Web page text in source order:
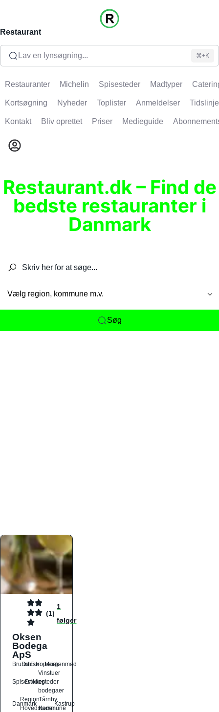
Restaurant
Lav en lynsøgning... ⌘+K
Restauranter Michelin Spisesteder Madtyper
Kortsøgning Nyheder Toplister Anmeldelser Tidslinje
Kontakt Bliv oprettet Priser Medieguide
Restaurant.dk – Find de
bedste restauranter i
Danmark
Vælg region, kommune m.v.
Søg
(1)
1
følger
Oksen
Bodega
ApS
Brunch
DanskEuropæiskMorgenmad
Spisesteder
Drikkesteder
Vinstuer
og
bodegaer
Danmark
Region
Hovedstaden
Tårnby
Kommune
Kastrup